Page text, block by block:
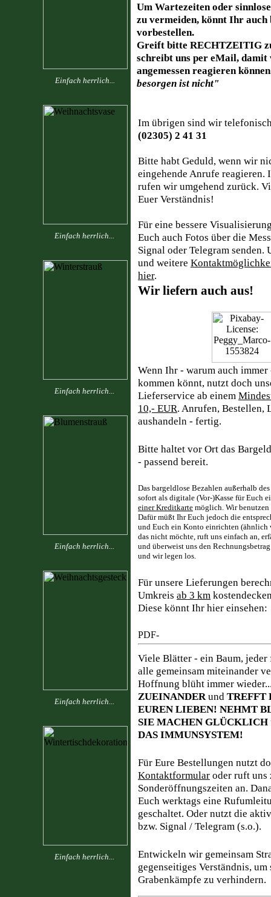
Einfach herrlich...
Einfach herrlich...
Einfach herrlich...
Einfach herrlich...
Einfach herrlich...
Einfach herrlich...
Um Wartezeiten oder
zu vermeiden, könnt Ihr auch
vorbestellen.
Greift bitte RECHTZEITIG
schreibt uns per eMail, damit
angemessen reagieren
besorgen ist nicht"
Im übrigen sind wir
(02305) 2 41 31
Bitte habt Geduld, wenn wir
eingehende Anrufe reagieren.
rufen wir umgehend zurück.
Euer Verständnis!
Für eine bessere
Euch auch Fotos über die
Signal oder Telegram senden.
und weitere
hier.
Wir liefern auch aus!
Wenn Ihr - warum auch
kommen könnt, nutzt doch
Lieferservice ab einem
10,- EUR. Anrufen, Bestellen,
aushandeln - fertig.
Bitte haltet vor Ort das
- passend bereit.
Das bargeldlose Bezahlen außerhalb
sofort als digitale (Vor-)Kasse für Euch
einer Kreditkarte möglich. Wir
Dafür müßt Ihr Euch jedoch die
und Euch ein Konto einrichten (ähnlich
das nicht möchte, ruft uns einfach an,
und überweist uns den
und wir legen los.
Für unsere Lieferungen
Umkreis ab 3 km
Diese könnt Ihr hier einsehen:
Viele Blätter - ein Baum, jeder
alle gemeinsam miteinander
Hoffnung blüht immer
ZUEINANDERund TREFFT
EUREN LIEBEN! NEHMT
SIE MACHEN GLÜCKLICH
DAS IMMUNSYSTEM!
Für Eure Bestellungen nutzt
Kontaktformular oder ruft uns
Sonderöffnungszeiten an.
Euch werktags eine
geschaltet. Oder nutzt die
bzw. Signal / Telegram (s.o.).
Entwickeln wir gemeinsam
gegenseitiges Verständnis, um
Grabenkämpfe zu verhindern.